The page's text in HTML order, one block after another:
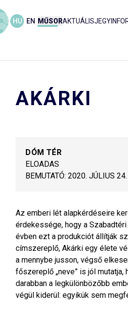
HU EN MŰSORAKTUÁLIS
AKÁRKI
DÓM TÉR
ELOADAS
BEMUTATÓ: 2020. JÚLIUS 24.
Az emberi lét alapkérdéseire
érdekessége, hogy a
évben ezt a produkciót állítják
címszereplő, Akárki egy élete
a mennybe jusson, végső
főszereplő „neve” is jól mutatja,
darabban a legkülönbözőbb
végül kiderül: egyikük sem